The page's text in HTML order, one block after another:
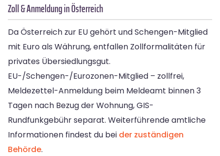
Zoll & Anmeldung in Österreich
Da Österreich zur EU gehört und Schengen-Mitglied
mit Euro als Währung, entfallen Zollformalitäten für
privates Übersiedlungsgut.
EU-/Schengen-/Eurozonen-Mitglied – zollfrei,
Meldezettel-Anmeldung beim Meldeamt binnen 3
Tagen nach Bezug der Wohnung, GIS-
Rundfunkgebühr separat. Weiterführende amtliche
Informationen findest du bei der zuständigen
Behörde.